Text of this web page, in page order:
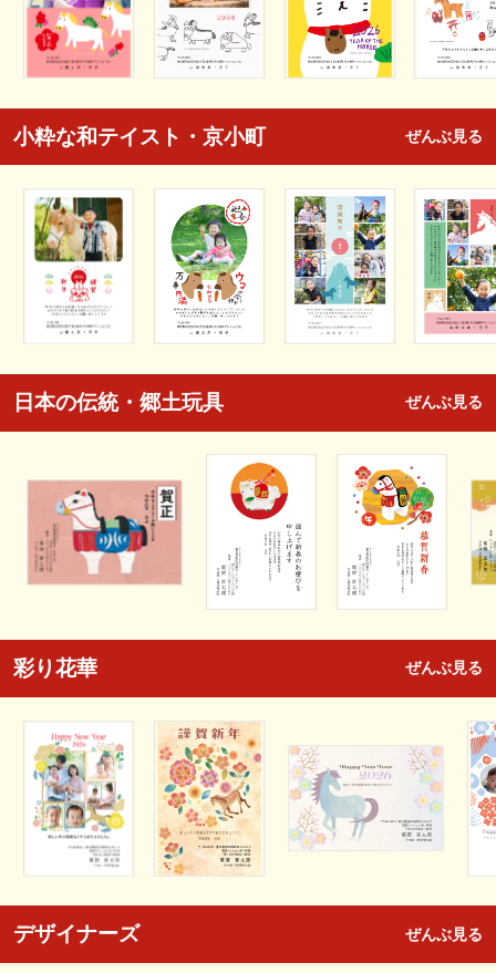
小粋な和テイスト・京小町 ぜんぶ見る
日本の伝統・郷土玩具 ぜんぶ見る
彩り花華 ぜんぶ見る
デザイナーズ ぜんぶ見る